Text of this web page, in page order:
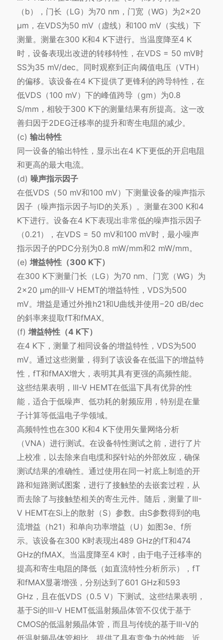
（b），门长（LG）为70 nm，门宽（WG）为2×20
μm，在VDS为50 mV（虚线）和100 mV（实线）下
测量。测量在300 K和4 K下进行。当温度降至4 K
时，设备表现出改进的转移特性，在VDS = 50 mV时
SS为35 mV/dec。同时观察到正向阈值电压（VTH）
的偏移。该设备在4 K下提供了更锋利的跨导特性，在
低VDS（100 mV）下的峰值跨导（gm）为0.8
S/mm，相较于300 K下的测量结果有所提高。这一改
善归因于2DEG迁移率的提升和寄生电阻的减少。
(c) 输出特性
同一设备的输出特性，显示出在4 K下更低的开启电阻
和更高的最大电流。
(d) 噪声指示因子
在低VDS（50 mV和100 mV）下测量设备的噪声指示
因子（噪声指示因子与ID的关系）。测量在300 K和4
K下进行。设备在4 K下表现出非常低的噪声指示因子
（0.21），在VDS = 50 mV和100 mV时，最小噪声
指示因子的PDC分别为0.8 mW/mm和2 mW/mm。
(e) 增益特性（300 K下）
在300 K下测量门长（LG）为70 nm、门宽（WG）为
2×20 μm的III-V HEMT的增益特性，VDS为500
mV。增益是通过外推h21和U曲线并使用−20 dB/dec
的斜率来提取fT和fMAX。
(f) 增益特性（4 K下）
在4 K下，测量了相同设备的增益特性，VDS为500
mV。通过这些测量，得到了该设备在低温下的增益特
性，fT和fMAX增大，表明其具有更强的高频性能。
这些结果表明，III-V HEMT在低温下具有优异的性
能，适合于低噪声、低功耗的射频应用，特别是在量
子计算等低温电子学领域。
高频特性也在300 K和4 K下使用矢量网络分析
（VNA）进行测试。在设备特性测试之前，进行了片
上校准，以去除来自电缆和探针站的外部效应，确保
测试结果的准确性。通过使用在同一衬底上制造的开
路和短路测试图案，进行了接触垫的去嵌套过程，从
而去除了与接触垫相关的寄生元件。随后，测量了III-
V HEMT在Si上的散射（S）参数。由S参数得到的电
流增益（h21）和单向功率增益（U）如图3e、f所
示。该设备在300 K时表现出489 GHz的fT和474
GHz的fMAX。当温度降至4 K时，由于电子迁移率的
提高和寄生电阻的降低（如直流特性分析所示），fT
和fMAX显著增强，分别达到了601 GHz和593
GHz，且在低VDS（0.5 V）下测试。这些结果表明，
基于Si的III-V HEMT低温射频晶体管不仅优于基于
CMOS的低温射频晶体管，而且与传统的基于III-V的
低温射频晶体管相比，提供了具有竞争力的性能。近